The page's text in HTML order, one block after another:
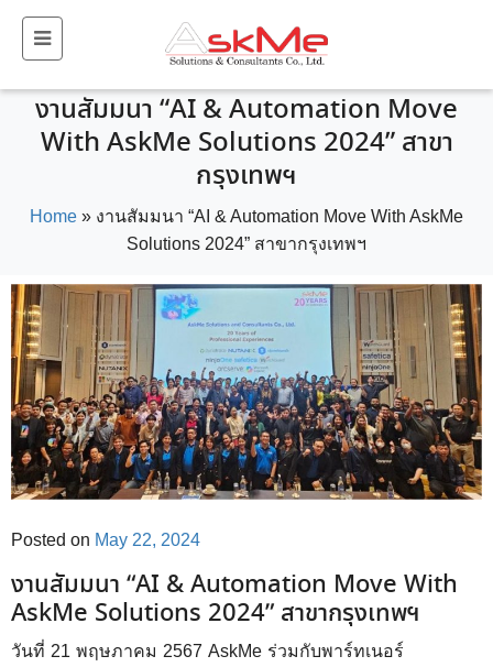
งานสัมมนา “AI & Automation Move
With AskMe Solutions 2024” สาขา
กรุงเทพฯ
Home » งานสัมมนา “AI & Automation Move With AskMe
Solutions 2024” สาขากรุงเทพฯ
Posted on May 22, 2024
งานสัมมนา “AI & Automation Move With
AskMe Solutions 2024” สาขากรุงเทพฯ
วันที่ 21 พฤษภาคม 2567 AskMe ร่วมกับพาร์ทเนอร์